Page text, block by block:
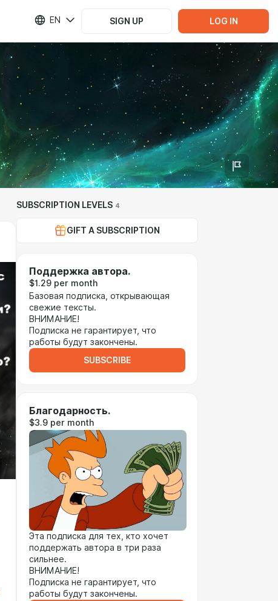
EN SIGN UP LOG IN
SUBSCRIPTION LEVELS 4
GIFT A SUBSCRIPTION
Поддержка автора.
$1.29 per month
Базовая подписка, открывающая
свежие тексты.
ВНИМАНИЕ!
Подписка не гарантирует, что
работы будут закончены.
SUBSCRIBE
Благодарность.
$3.9 per month
Эта подписка для тех, кто хочет
поддержать автора в три раза
сильнее.
ВНИМАНИЕ!
Подписка не гарантирует, что
работы будут закончены.